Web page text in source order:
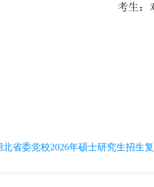
北省委党校2026年硕士研究生招生